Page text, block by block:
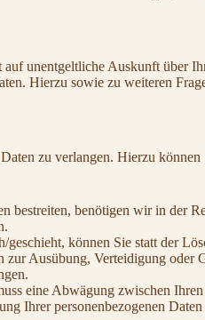
unentgeltliche Auskunft
Hierzu sowie zu weiteren
zu verlangen. Hierzu
bestreiten, benötigen wir in der
können Sie statt der
Ausübung, Verteidigung
eine Abwägung zwischen
Ihrer personenbezogenen